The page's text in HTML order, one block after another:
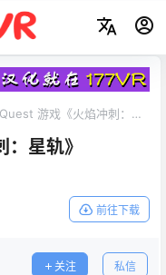
游戏《火焰冲刺：星
星轨》
前往下载
关注 私信